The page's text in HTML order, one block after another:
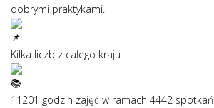
dobrymi praktykami.
Kilka liczb z całego kraju:
11201 godzin zajęć w ramach 4442 spotkań